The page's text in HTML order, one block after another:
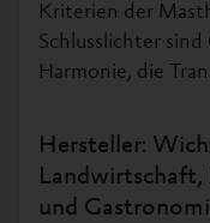
Kriterien der
Schlusslichter sind
Harmonie, die
Hersteller:
Landwirtschaft,
und